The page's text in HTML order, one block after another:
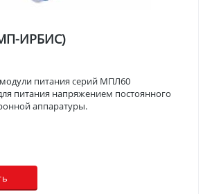
ИРБИС)
питания серий МПЛ60
питания напряжением постоянного
аппаратуры.